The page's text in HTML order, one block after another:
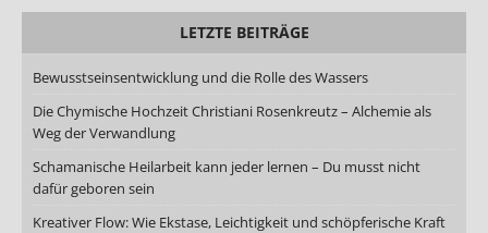
LETZTE BEITRÄGE
Bewusstseinsentwicklung und die Rolle des Wassers
Die Chymische Hochzeit Christiani Rosenkreutz – Alchemie als
Weg der Verwandlung
Schamanische Heilarbeit kann jeder lernen – Du musst nicht
dafür geboren sein
Kreativer Flow: Wie Ekstase, Leichtigkeit und schöpferische Kraft